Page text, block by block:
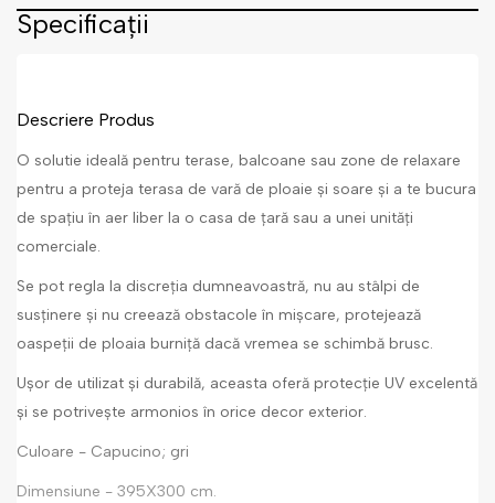
Specificații
Descriere Produs
O solutie ideală pentru terase, balcoane sau zone de relaxare
pentru a proteja terasa de vară de ploaie și soare și a te bucura
de spațiu în aer liber la o casa de țară sau a unei unități
comerciale.
Se pot regla la discreția dumneavoastră, nu au stâlpi de
susținere și nu creează obstacole în mișcare, protejează
oaspeții de ploaia burniță dacă vremea se schimbă brusc.
Ușor de utilizat și durabilă, aceasta oferă protecție UV excelentă
și se potrivește armonios în orice decor exterior.
Culoare - Capucino; gri
Dimensiune - 395X300 cm.